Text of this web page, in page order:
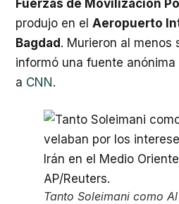
Fuerzas de Movilización
produjo en el Aeropuerto
Bagdad. Murieron al menos
informó una fuente
a CNN.
Tanto Soleimani como